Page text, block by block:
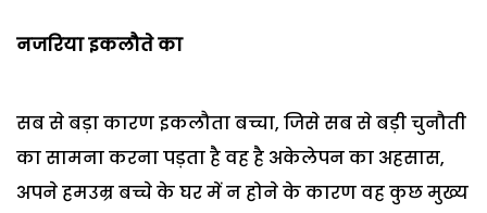
नजरिया इकलौते का
सब से बड़ा कारण इकलौता बच्चा, जिसे सब से बड़ी चुनौती
का सामना करना पड़ता है वह है अकेलेपन का अहसास,
अपने हमउम्र बच्चे के घर में न होने के कारण वह कुछ मुख्य